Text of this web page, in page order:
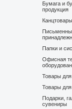
Бумага и
продукция
Папки и
Офисная
Товары
Товары
Подарки,
сувениры